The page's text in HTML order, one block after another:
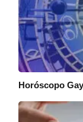
Horóscopo